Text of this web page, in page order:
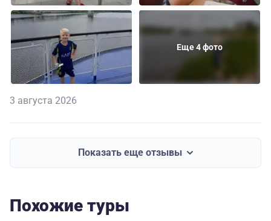
Еще 4 фото
3 августа 2026
Показать еще отзывы
Похожие туры